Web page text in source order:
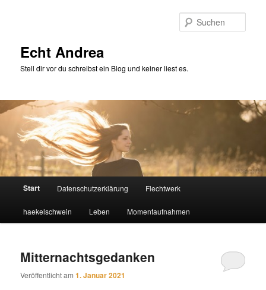
Echt Andrea
Stell dir vor du schreibst ein Blog und keiner liest es.
Hauptmenü
Start Datenschutzerklärung Flechtwerk
haekelschwein Leben Momentaufnahmen
Mitternachtsgedanken
Veröffentlicht am1. Januar 2021